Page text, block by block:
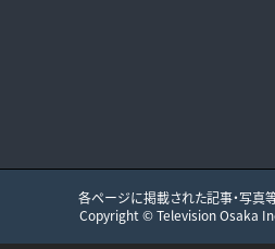
各ページに掲載された記事・写真
Copyright ©Television Osaka